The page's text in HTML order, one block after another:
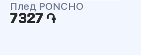
Плед PONCHO
7327 ֏